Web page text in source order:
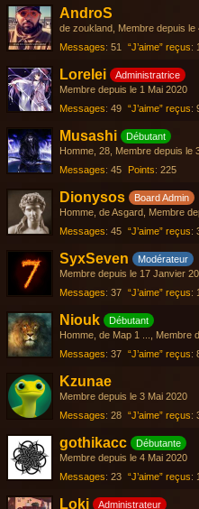
AndroS
de zoukland Membre depuis le
Messages 51 “J’aime” reçus 1
Lorelei
Administratrice
Membre depuis le 1 Mai 2020
Messages 49 “J’aime” reçus
Musashi
Débutant
Homme 28 Membre depuis le
Messages 45 Points 225
Dionysos
Board Admin
Homme de Asgard Membre
Messages 45 “J’aime” reçus
SyxSeven
Modérateur
Membre depuis le 17 Janvier
Messages 37 “J’aime” reçus 1
Niouk
Débutant
Homme de Map 1 ...
Membre
Messages 37 “J’aime” reçus
Kzunae
Membre depuis le 3 Mai 2020
Messages 28 “J’aime” reçus
gothikacc
Débutante
Membre depuis le 4 Mai 2020
Messages 23 “J’aime” reçus
Loki
Administrateur